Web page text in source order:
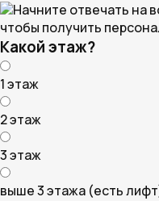
Начните отвечать на
чтобы получить
Какой этаж?
1 этаж
2 этаж
3 этаж
выше 3 этажа (есть